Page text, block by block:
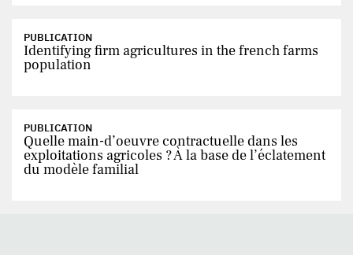
PUBLICATION
Identifying firm agricultures in the french farms
population
PUBLICATION
Quelle main-d’oeuvre contractuelle dans les
exploitations agricoles ? À la base de l’éclatement
du modèle familial